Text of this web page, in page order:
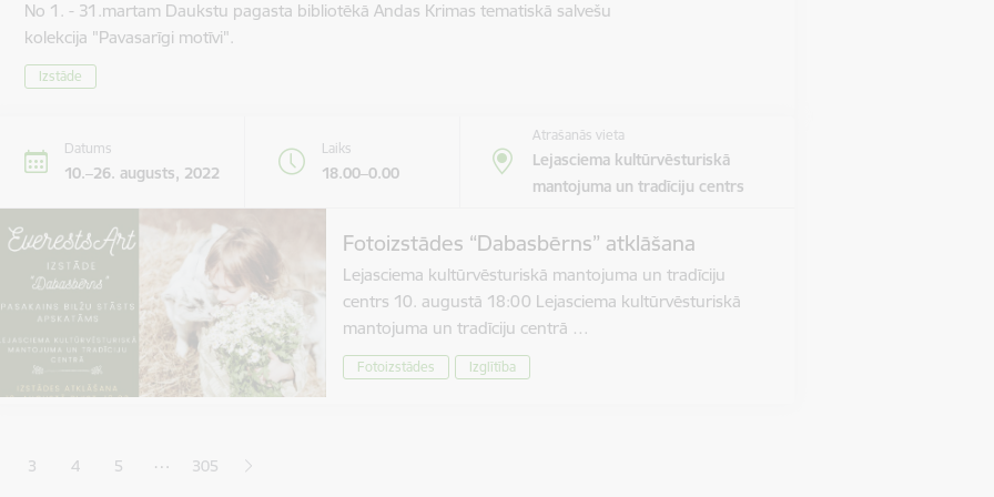
No 1. - 31.martam Daukstu pagasta bibliotēkā Andas Krimas tematiskā salvešu
kolekcija "Pavasarīgi motīvi".
Izstāde
Datums
10.–26. augusts, 2022
Laiks
18.00–0.00
Atrašanās vieta
Lejasciema kultūrvēsturiskā
mantojuma un tradīciju centrs
Fotoizstādes “Dabasbērns” atklāšana
Lejasciema kultūrvēsturiskā mantojuma un tradīciju
centrs 10. augustā 18:00 Lejasciema kultūrvēsturiskā
mantojuma un tradīciju centrā …
Fotoizstādes Izglītība
lapaLapa
3 Lapa
4 Lapa
5 … 305